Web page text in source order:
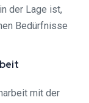
der Lage ist,
Bedürfnisse
mit der